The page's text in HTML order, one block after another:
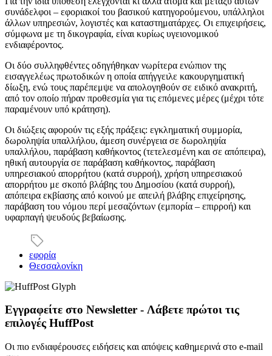
συνάδελφοι – εφοριακοί του βασικού κατηγορούμενου, υπάλληλοι
άλλων υπηρεσιών, λογιστές και καταστηματάρχες. Οι επιχειρήσεις,
σύμφωνα με τη δικογραφία, είναι κυρίως υγειονομικού
ενδιαφέροντος.
Οι δύο συλληφθέντες οδηγήθηκαν νωρίτερα ενώπιον της
εισαγγελέως πρωτοδικών η οποία απήγγειλε κακουργηματική
δίωξη, ενώ τους παρέπεμψε να απολογηθούν σε ειδικό ανακριτή,
από τον οποίο πήραν προθεσμία για τις επόμενες μέρες (μέχρι τότε
παραμένουν υπό κράτηση).
Οι διώξεις αφορούν τις εξής πράξεις: εγκληματική συμμορία,
δωροληψία υπαλλήλου, άμεση συνέργεια σε δωροληψία
υπαλλήλου, παράβαση καθήκοντος (τετελεσμένη και σε απόπειρα),
ηθική αυτουργία σε παράβαση καθήκοντος, παράβαση
υπηρεσιακού απορρήτου (κατά συρροή), χρήση υπηρεσιακού
απορρήτου με σκοπό βλάβης του Δημοσίου (κατά συρροή),
απόπειρα εκβίασης από κοινού με απειλή βλάβης επιχείρησης,
παράβαση του νόμου περί μεσαζόντων (εμπορία – επιρροή) και
υφαρπαγή ψευδούς βεβαίωσης.
εφορία
Θεσσαλονίκη
Εγγραφείτε στο Newsletter - Λάβετε πρώτοι τις
επιλογές HuffPost
Οι πιο ενδιαφέρουσες ειδήσεις και απόψεις καθημερινά στο e-mail